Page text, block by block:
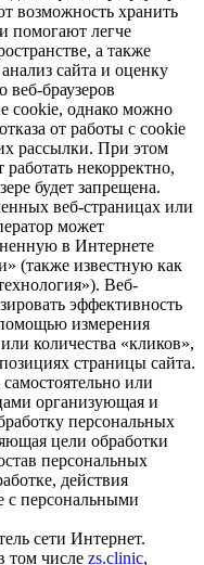
возможность хранить
помогают легче
а также
сайта и оценку
веб-браузеров
cookie, однако можно
от работы с cookie
рассылки. При этом
некорректно,
будет запрещена.
веб-страницах или
может
в Интернете
(также известную как
Веб-
эффективность
измерения
количества «кликов»,
страницы сайта.
или
организующая и
персональных
цели обработки
персональных
действия
с персональными
сети Интернет.
том числе zs.clinic,